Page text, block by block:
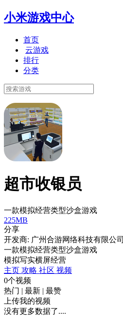
小米游戏中心
首页
云游戏
排行
分类
超市收银员
一款模拟经营类型沙盒游戏
225MB
分享
开发商: 广州合游网络科技有限公司
一款模拟经营类型沙盒游戏
模拟写实横屏经营
主页 攻略 社区 视频
0个视频
热门 | 最新 | 最赞
上传我的视频
没有更多数据了....